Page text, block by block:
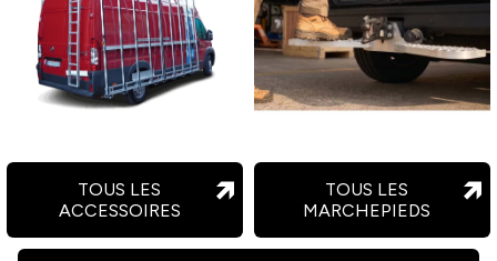
TOUS LES
ACCESSOIRES
TOUS LES
MARCHEPIEDS